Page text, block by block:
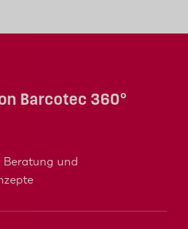
Barcotec 360°
Beratung und